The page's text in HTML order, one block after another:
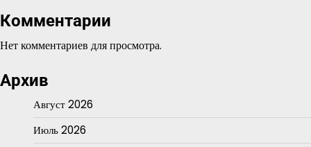
Комментарии
Нет комментариев для просмотра.
Архив
Август 2026
Июль 2026